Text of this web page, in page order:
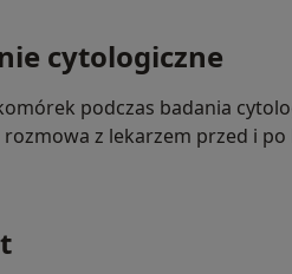
cytologiczne
podczas badania
rozmowa z lekarzem przed i